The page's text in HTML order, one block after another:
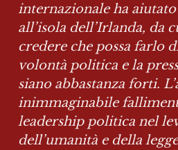
internazionale ha
all’isola dell’Irlanda, da
credere che possa farlo
volontà politica e la
siano abbastanza forti.
inimmaginabile
leadership politica nel
dell’umanità e della